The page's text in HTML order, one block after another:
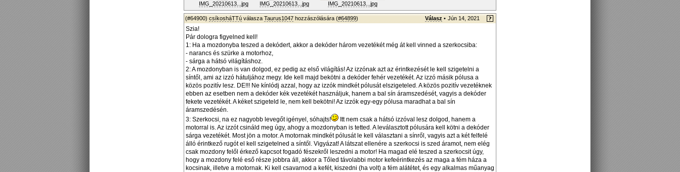
IMG_20210613...jpg IMG_20210613...jpg IMG_20210613...jpg
(#64900) csíkosháTTú válasza Taurus1047 hozzászólására (#64899) Válasz • Jún 14, 2021
Szia!
Pár dologra figyelned kell!
1: Ha a mozdonyba teszed a dekódert, akkor a dekóder három vezetékét még át kell vinned a szerkocsiba:
- narancs és szürke a motorhoz,
- sárga a hátsó világításhoz.
2: A mozdonyban is van dolgod, ez pedig az első világítás! Az izzónak azt az érintkezését le kell szigetelni a
síntől, ami az izzó hátuljához megy. Ide kell majd bekötni a dekóder fehér vezetékét. Az izzó másik pólusa a
közös pozitív lesz. DE!!! Ne kínlódj azzal, hogy az izzók mindkét pólusát elszigeteled. A közös pozitív vezetéknek
ebben az esetben nem a dekóder kék vezetékét használjuk, hanem a bal sín áramszedését, vagyis a dekóder
fekete vezetékét. A kéket szigeteld le, nem kell bekötni! Az izzók egy-egy pólusa maradhat a bal sín
áramszedésén.
3: Szerkocsi, na ez nagyobb levegőt igényel, sóhajts!
Itt nem csak a hátsó izzóval lesz dolgod, hanem a
motorral is. Az izzót csináld meg úgy, ahogy a mozdonyban is tetted. A leválasztott pólusára kell kötni a dekóder
sárga vezetékét. Most jön a motor. A motornak mindkét pólusát le kell választani a sínről, vagyis azt a két felfelé
álló érintkező rugót el kell szigetelned a síntől. Vigyázat! A látszat ellenére a szerkocsi is szed áramot, nem elég
csak mozdony felől érkező kapcsot fogadó fészekről leszedni a motor! Ha magad elé teszed a szerkocsit úgy,
hogy a mozdony felé eső része jobbra áll, akkor a Tőled távolabbi motor kefeérintkezés az maga a fém háza a
kocsinak, illetve a motornak. Ki kell csavarnod a kefét, kiszedni (ha volt) a fém alátétet, és egy alkalmas műanyag